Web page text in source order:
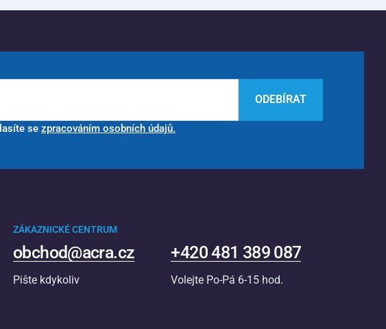
ODEBÍRAT
se zpracováním osobních údajů.
ZÁKAZNICKÉ CENTRUM
obchod@acra.cz
Pište kdykoliv
+420 481 389 087
Volejte Po-Pá 6-15 hod.